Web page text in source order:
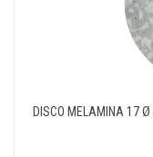
DISCO MELAMINA 17 Ø